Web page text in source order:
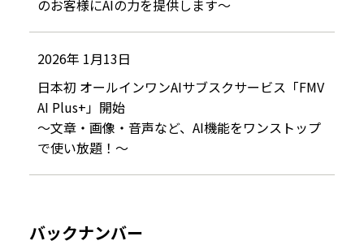
のお客様にAIの力を提供します～
2026年 1月13日
日本初 オールインワンAIサブスクサービス「FMV
AI Plus+」開始
～文章・画像・音声など、AI機能をワンストップ
で使い放題！～
バックナンバー